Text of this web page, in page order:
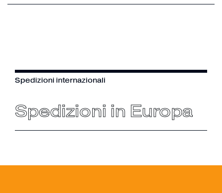
Spedizioni internazionali
Spedizioni in Europa